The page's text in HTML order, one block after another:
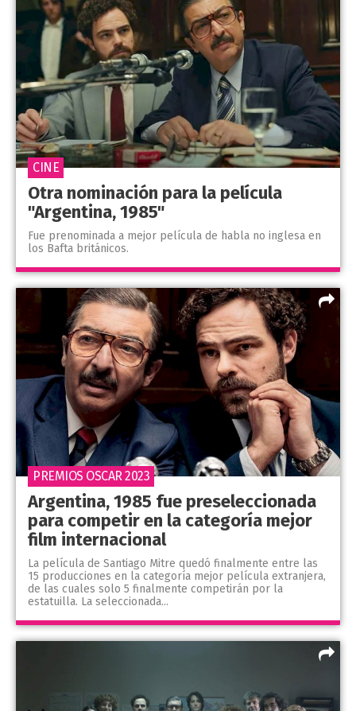
Otra nominación para la película
"Argentina, 1985"
Fue prenominada a mejor película de habla no inglesa en
los Bafta británicos.
CINE
Argentina, 1985 fue preseleccionada
para competir en la categoría mejor
film internacional
La película de Santiago Mitre quedó finalmente entre las
15 producciones en la categoría mejor película extranjera,
de las cuales solo 5 finalmente competirán por la
estatuilla. La seleccionada...
PREMIOS OSCAR 2023